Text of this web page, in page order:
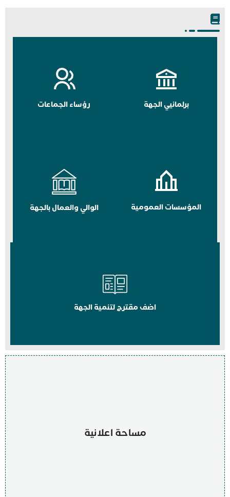
برلمانيي الجهة رؤساء الجماعات
المؤسسات العمومية الوالي والعمال بالجهة
اضف مقترح لتنمية الجهة
مساحة اعلانية